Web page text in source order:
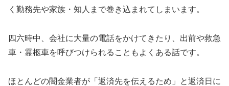
く勤務先や家族・知人まで巻き込まれてしまいます。
四六時中、会社に大量の電話をかけてきたり、出前や救急
車・霊柩車を呼びつけられることもよくある話です。
ほとんどの闇金業者が「返済先を伝えるため」と返済日に